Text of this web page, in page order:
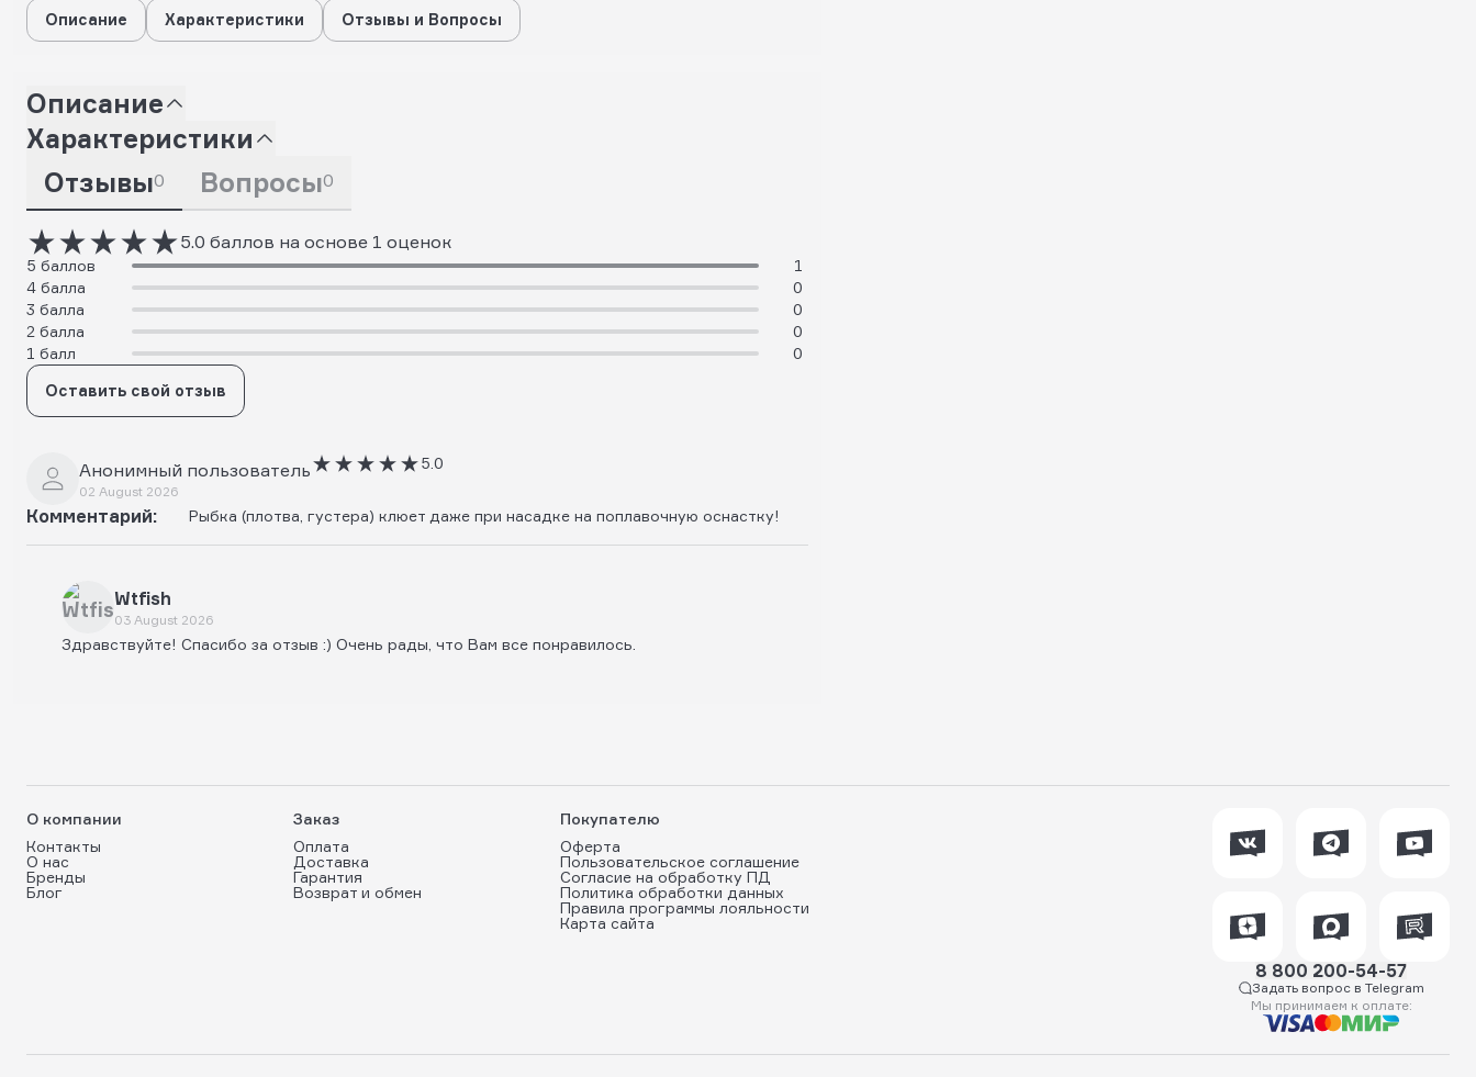
Описание Характеристики Отзывы и Вопросы
Описание
Характеристики
Отзывы0 Вопросы0
5.0 баллов на основе 1 оценок
5 баллов
1
4 балла
0
3 балла
0
2 балла
0
1 балл
0
Оставить свой отзыв
Анонимный пользователь
02 August 2026
5.0
Комментарий: Рыбка (плотва, густера) клюет даже при насадке на поплавочную оснастку!
Wtfish
03 August 2026
Здравствуйте! Спасибо за отзыв :) Очень рады, что Вам все понравилось.
О компании
Контакты
О нас
Бренды
Блог
Заказ
Оплата
Доставка
Гарантия
Возврат и обмен
Покупателю
Оферта
Пользовательское соглашение
Согласие на обработку ПД
Политика обработки данных
Правила программы лояльности
Карта сайта
8 800 200-54-57
Задать вопрос в Telegram
Мы принимаем к оплате: